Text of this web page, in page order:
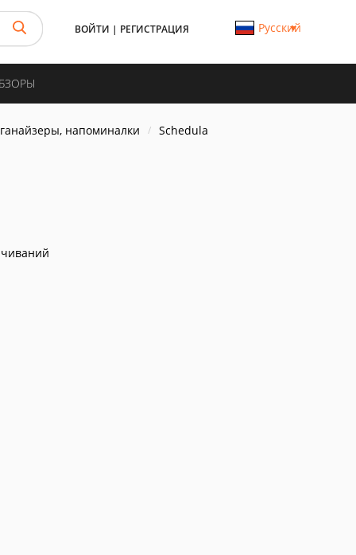
ВОЙТИ | РЕГИСТРАЦИЯ Русский
напоминалки Schedula